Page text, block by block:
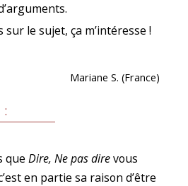
sur le sujet, ça m’intéresse !
Mariane S. (France)
:
que Dire, Ne pas direvous
en partie sa raison d’être